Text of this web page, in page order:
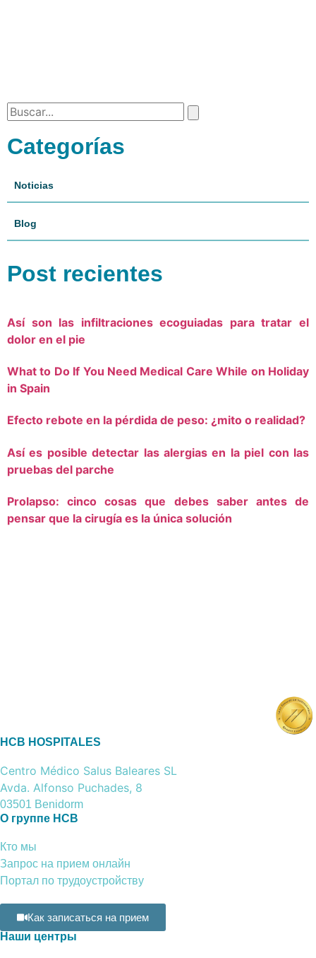
Categorías
Noticias
Blog
Post recientes
Así son las infiltraciones ecoguiadas para tratar el
dolor en el pie
What to Do If You Need Medical Care While on Holiday
in Spain
Efecto rebote en la pérdida de peso: ¿mito o realidad?
Así es posible detectar las alergias en la piel con las
pruebas del parche
Prolapso: cinco cosas que debes saber antes de
pensar que la cirugía es la única solución
HCB HOSPITALES
Centro Médico Salus Baleares SL
Avda. Alfonso Puchades, 8
03501 Benidorm
О группе HCB
Кто мы
Запрос на прием онлайн
Портал по трудоустройству
Как записаться на прием
Наши центры